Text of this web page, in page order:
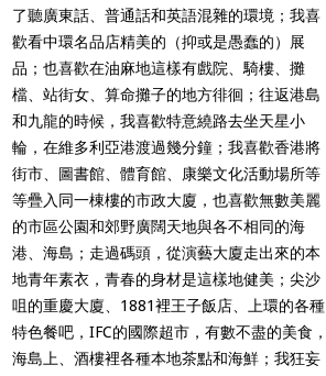
了聽廣東話、普通話和英語混雜的環境；我喜
歡看中環名品店精美的（抑或是愚蠢的）展
品；也喜歡在油麻地這樣有戲院、騎樓、攤
檔、站街女、算命攤子的地方徘徊；往返港島
和九龍的時候，我喜歡特意繞路去坐天星小
輪，在維多利亞港渡過幾分鐘；我喜歡香港將
街市、圖書館、體育館、康樂文化活動場所等
等疊入同一棟樓的市政大廈，也喜歡無數美麗
的市區公園和郊野廣闊天地與各不相同的海
港、海島；走過碼頭，從演藝大廈走出來的本
地青年素衣，青春的身材是這樣地健美；尖沙
咀的重慶大廈、1881裡王子飯店、上環的各種
特色餐吧，IFC的國際超市，有數不盡的美食，
海島上、酒樓裡各種本地茶點和海鮮；我狂妄